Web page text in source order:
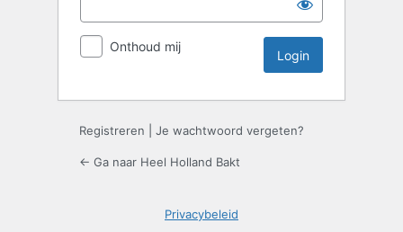
Onthoud mij
Registreren Je wachtwoord vergeten?
← Ga naar Heel Holland Bakt
Privacybeleid